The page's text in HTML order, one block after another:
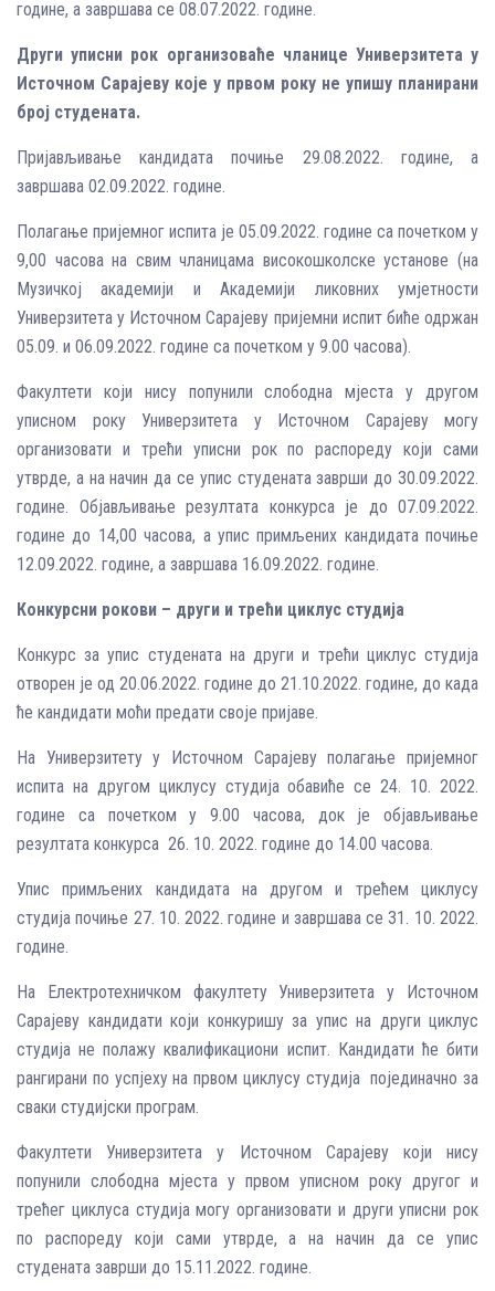
године, а завршава се 08.07.2022. године.
Други уписни рок организоваће чланице Универзитета у
Источном Сарајеву које у првом року не упишу планирани
број студената.
Пријављивање кандидата почиње 29.08.2022. године, а
завршава 02.09.2022. године.
Полагање пријемног испита је 05.09.2022. године са почетком у
9,00 часова на свим чланицама високошколске установе (на
Музичкој академији и Академији ликовних умјетности
Универзитета у Источном Сарајеву пријемни испит биће одржан
05.09. и 06.09.2022. године са почетком у 9.00 часова).
Факултети који нису попунили слободна мјеста у другом
уписном року Универзитета у Источном Сарајеву могу
организовати и трећи уписни рок по распореду који сами
утврде, а на начин да се упис студената заврши до 30.09.2022.
године. Објављивање резултата конкурса је до 07.09.2022.
године до 14,00 часова, а упис примљених кандидата почиње
12.09.2022. године, а завршава 16.09.2022. године.
Конкурсни рокови – други и трећи циклус студија
Конкурс за упис студената на други и трећи циклус студија
отворен је од 20.06.2022. године до 21.10.2022. године, до када
ће кандидати моћи предати своје пријаве.
На Универзитету у Источном Сарајеву полагање пријемног
испита на другом циклусу студија обавиће се 24. 10. 2022.
године са почетком у 9.00 часова, док је објављивање
резултата конкурса 26. 10. 2022. године до 14.00 часова.
Упис примљених кандидата на другом и трећем циклусу
студија почиње 27. 10. 2022. године и завршава се 31. 10. 2022.
године.
На Електротехничком факултету Универзитета у Источном
Сарајеву кандидати који конкуришу за упис на други циклус
студија не полажу квалификациони испит. Кандидати ће бити
рангирани по успјеху на првом циклусу студија појединачно за
сваки студијски програм.
Факултети Универзитета у Источном Сарајеву који нису
попунили слободна мјеста у првом уписном року другог и
трећег циклуса студија могу организовати и други уписни рок
по распореду који сами утврде, а на начин да се упис
студената заврши до 15.11.2022. године.